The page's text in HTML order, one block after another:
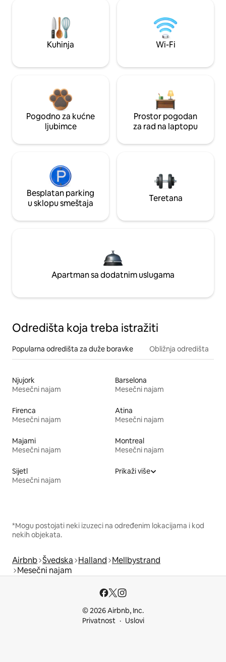
Kuhinja Wi-Fi
Pogodno za kućne
ljubimce
Prostor pogodan
za rad na laptopu
Besplatan parking
u sklopu smeštaja
Teretana
Apartman sa dodatnim uslugama
Odredišta koja treba istražiti
Popularna odredišta za duže boravke Obližnja odredišta
Njujork
Mesečni najam
Barselona
Mesečni najam
Firenca
Mesečni najam
Atina
Mesečni najam
Majami
Mesečni najam
Montreal
Mesečni najam
Sijetl
Mesečni najam
Prikaži više
*Mogu postojati neki izuzeci na određenim lokacijama i kod
nekih objekata.
Airbnb Švedska Halland Mellbystrand
Mesečni najam
© 2026 Airbnb, Inc.
Privatnost
Uslovi